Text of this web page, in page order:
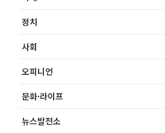
정치
사회
오피니언
문화·라이프
뉴스발전소